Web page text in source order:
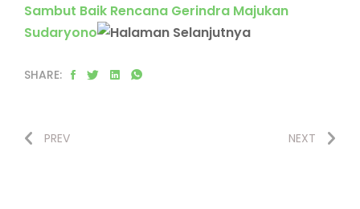
Sambut Baik Rencana Gerindra Majukan
Sudaryono
SHARE:
PREV NEXT